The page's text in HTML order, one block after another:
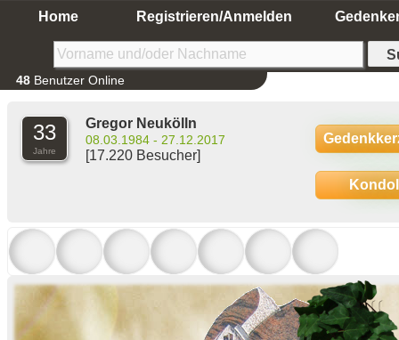
Home Registrieren/Anmelden
48 Benutzer Online
33
Jahre
Gregor Neukölln
08.03.1984 - 27.12.2017
[17.220 Besucher]